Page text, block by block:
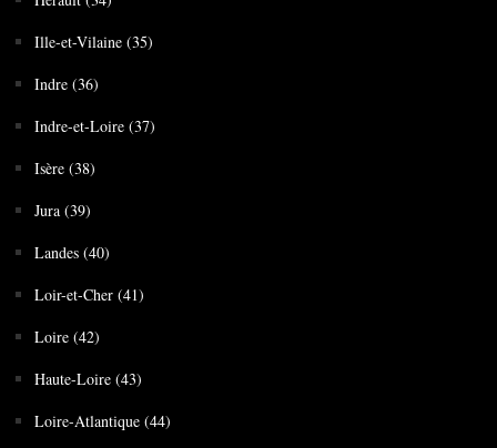
Ille-et-Vilaine (35)
Indre (36)
Indre-et-Loire (37)
Isère (38)
Jura (39)
Landes (40)
Loir-et-Cher (41)
Loire (42)
Haute-Loire (43)
Loire-Atlantique (44)